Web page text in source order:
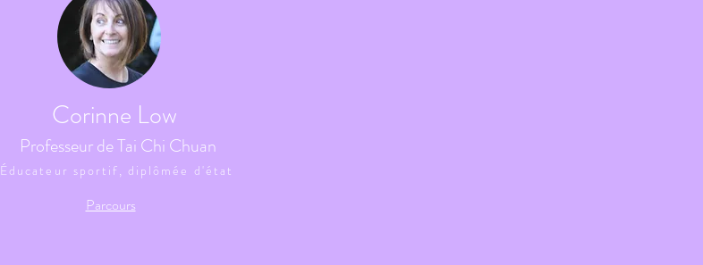
Corinne Low
Professeur de Tai Chi Chuan
Éducateur sportif, diplômée d'état
Parcours